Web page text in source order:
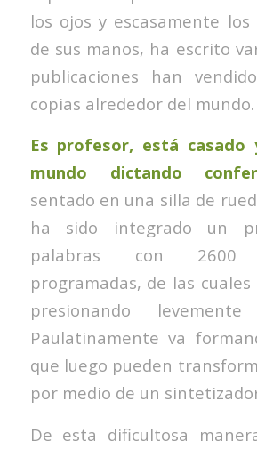
los ojos y escasamente los
de sus manos, ha escrito
publicaciones han
copias alrededor del mundo.
Es profesor, está
mundo dictando
sentado en una silla de
ha sido integrado un
palabras con 2600
programadas, de las
presionando
Paulatinamente va
que luego pueden
por medio de un
De esta dificultosa